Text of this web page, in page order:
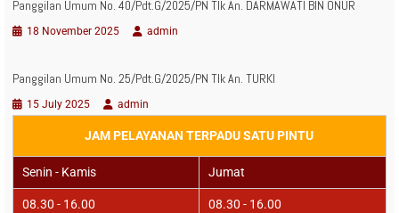
Panggilan Umum No. 40/Pdt.G/2025/PN Tlk An. DARMAWATI BIN ONUR
18 November 2025 admin
Panggilan Umum No. 25/Pdt.G/2025/PN Tlk An. TURKI
15 July 2025 admin
JAM PELAYANAN TERPADU SATU PINTU
Senin - Kamis Jumat
08.30 - 16.00 08.30 - 16.00